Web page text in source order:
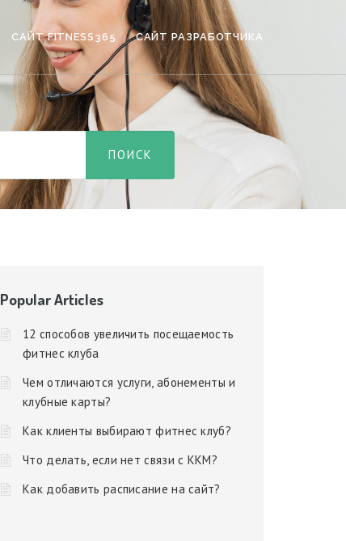
САЙТ FITNESS365 САЙТ РАЗРАБОТЧИКА
Popular Articles
12 способов увеличить посещаемость
фитнес клуба
Чем отличаются услуги, абонементы и
клубные карты?
Как клиенты выбирают фитнес клуб?
Что делать, если нет связи с ККМ?
Как добавить расписание на сайт?